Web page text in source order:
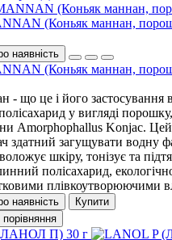
(Коньяк маннан,
наявність
(Коньяк маннан,
- що це і його застосування
у вигляді
Amorphophallus Konjac.
здатний загущувати водну
шкіру, тонізує та
полісахарид,
плівкоутворюючими
наявність
Купити
порівняння